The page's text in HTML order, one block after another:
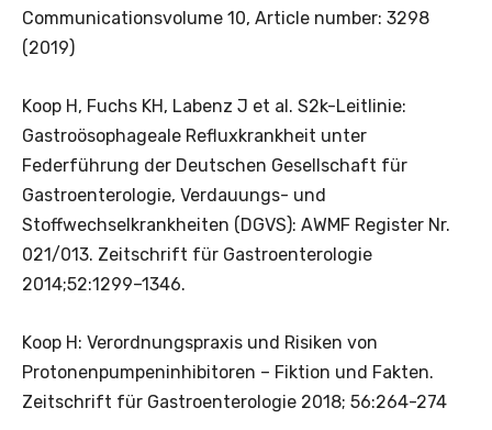
Communicationsvolume 10, Article number: 3298
(2019)
Koop H, Fuchs KH, Labenz J et al. S2k-Leitlinie:
Gastroösophageale Refluxkrankheit unter
Federführung der Deutschen Gesellschaft für
Gastroenterologie, Verdauungs- und
Stoffwechselkrankheiten (DGVS): AWMF Register Nr.
021/013. Zeitschrift für Gastroenterologie
2014;52:1299–1346.
Koop H: Verordnungspraxis und Risiken von
Protonenpumpeninhibitoren – Fiktion und Fakten.
Zeitschrift für Gastroenterologie 2018; 56:264-274